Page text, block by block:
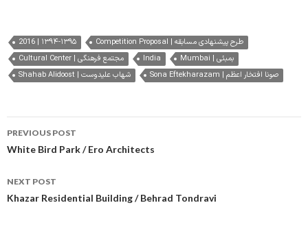
2016 | ۱۳۹۴-۱۳۹۵
Competition Proposal | طرح پیشنهادی مسابقه
Cultural Center | مجتمع فرهنگی
India
Mumbai | بمبئی
Shahab Alidoost | شهاب علیدوست
Sona Eftekharazam | صونا افتخار اعظم
Post
navigation
PREVIOUS POST
White Bird Park / Ero Architects
NEXT POST
Khazar Residential Building / Behrad Tondravi